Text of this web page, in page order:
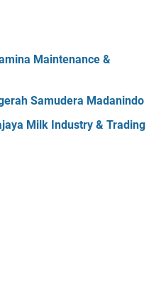
Maintenance &
Samudera Madanindo
Milk Industry & Trading